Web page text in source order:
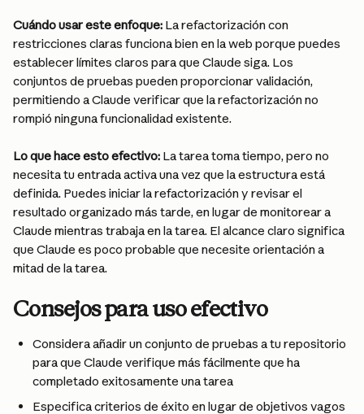
Cuándo usar este enfoque: La refactorización con
restricciones claras funciona bien en la web porque puedes
establecer límites claros para que Claude siga. Los
conjuntos de pruebas pueden proporcionar validación,
permitiendo a Claude verificar que la refactorización no
rompió ninguna funcionalidad existente.
Lo que hace esto efectivo: La tarea toma tiempo, pero no
necesita tu entrada activa una vez que la estructura está
definida. Puedes iniciar la refactorización y revisar el
resultado organizado más tarde, en lugar de monitorear a
Claude mientras trabaja en la tarea. El alcance claro significa
que Claude es poco probable que necesite orientación a
mitad de la tarea.
Consejos para uso efectivo
Considera añadir un conjunto de pruebas a tu repositorio
para que Claude verifique más fácilmente que ha
completado exitosamente una tarea
Especifica criterios de éxito en lugar de objetivos vagos